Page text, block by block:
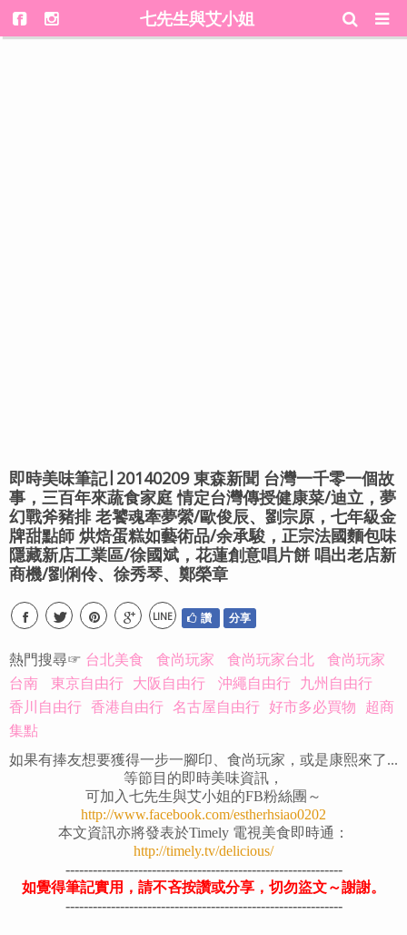
七先生與艾小姐
即時美味筆記∣ 20140209 東森新聞 台灣一千零一個故
事，三百年來蔬食家庭 情定台灣傳授健康菜/迪立，夢
幻戰斧豬排 老饕魂牽夢縈/歐俊辰、劉宗原，七年級金
牌甜點師 烘焙蛋糕如藝術品/余承駿，正宗法國麵包味
隱藏新店工業區/徐國斌，花蓮創意唱片餅 唱出老店新
商機/劉俐伶、徐秀琴、鄭榮章
LINE 讚 分享
熱門搜尋☞ 台北美食 食尚玩家 食尚玩家台北
食尚玩家
台南
東京自由行 大阪自由行 沖繩自由行 九州自由行
香川自由行 香港自由行 名古屋自由行 好市多必買物 超商
集點
如果有捧友想要獲得一步一腳印、食尚玩家，或是康熙來了...
等節目的即時美味資訊，
可加入七先生與艾小姐的FB粉絲團～
http://www.facebook.com/estherhsiao0202
本文資訊亦將發表於Timely 電視美食即時通：
http://timely.tv/delicious/
-------------------------------------------------------------
如覺得筆記實用，請不吝按讚或分享，切勿盜文～謝謝。
-------------------------------------------------------------